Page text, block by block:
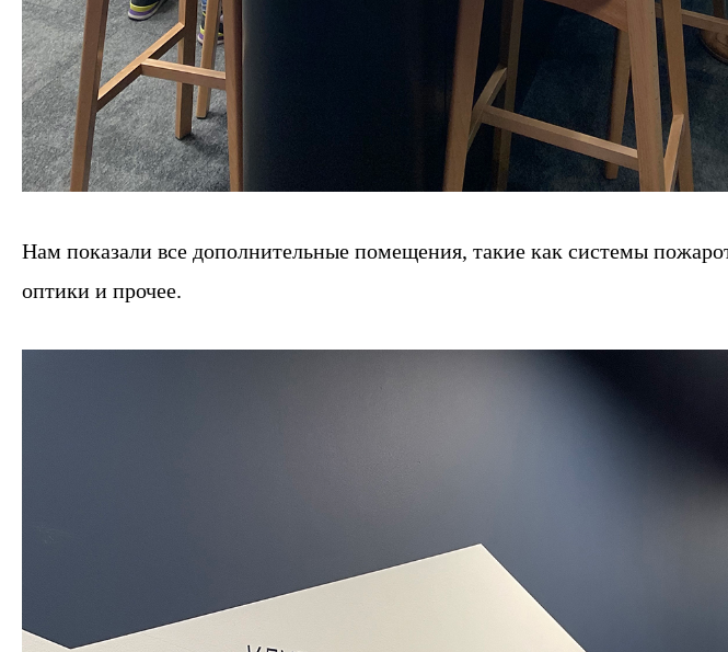
Нам показали все дополнительные помещения, такие как системы
оптики и прочее.